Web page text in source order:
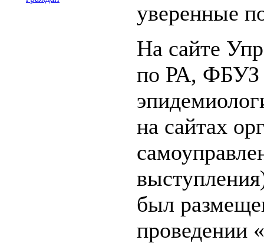
уверенные
На сайте
по РА, ФБУЗ
на сайтах
был
проведении